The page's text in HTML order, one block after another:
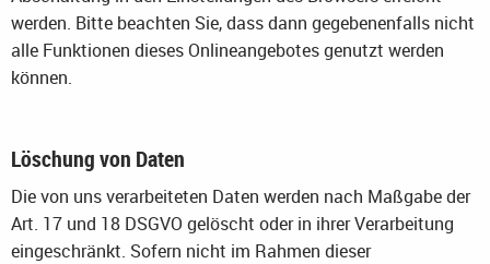
werden. Bitte beachten Sie, dass dann gegebenenfalls nicht
alle Funktionen dieses Onlineangebotes genutzt werden
können.
Löschung von Daten
Die von uns verarbeiteten Daten werden nach Maßgabe der
Art. 17 und 18 DSGVO gelöscht oder in ihrer Verarbeitung
eingeschränkt. Sofern nicht im Rahmen dieser